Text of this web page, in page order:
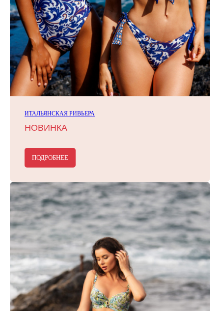
ИТАЛЬЯНСКАЯ РИВЬЕРА
НОВИНКА
ПОДРОБНЕЕ